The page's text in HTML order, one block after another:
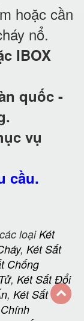
hoặc cần
nổ.
IBOX
quốc -
vụ
cầu.
loạiKét
, Két Sắt
Chống
, Két Sắt Đổi
, Két Sắt